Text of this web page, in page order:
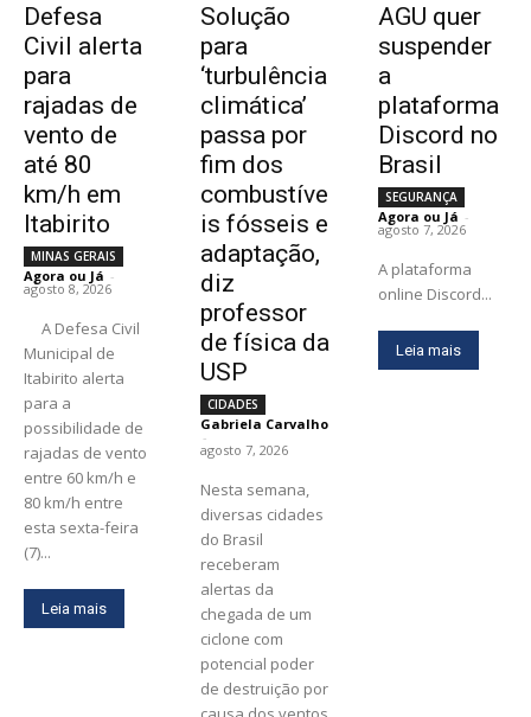
Defesa
Civil alerta
para
rajadas de
vento de
até 80
km/h em
Itabirito
MINAS GERAIS
Agora ou Já -
agosto 8, 2026
Municipal de
Itabirito alerta
para a
possibilidade de
rajadas de vento
entre 60 km/h e
80 km/h entre
esta sexta-feira
(7)...
Leia mais
Solução
para
‘turbulência
climática’
passa por
fim dos
combustíve
is fósseis e
adaptação,
diz
professor
de física da
USP
CIDADES
Gabriela Carvalho
-
agosto 7, 2026
Nesta semana,
diversas cidades
do Brasil
receberam
alertas da
chegada de um
ciclone com
potencial poder
de destruição por
AGU quer
suspender
a
plataforma
Discord no
Brasil
SEGURANÇA
Agora ou Já -
agosto 7, 2026
A plataforma
online Discord...
Leia mais